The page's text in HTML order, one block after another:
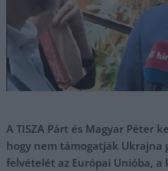
A TISZA Párt és Magyar Péter
hogy nem támogatják Ukrajna
felvételét az Európai Unióba, a